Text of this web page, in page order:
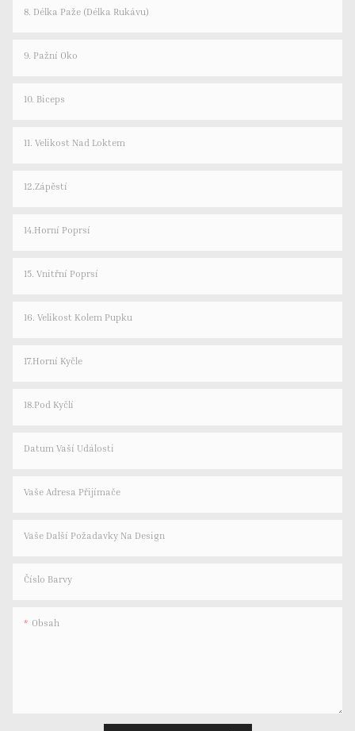
8. Délka Paže (délka Rukávu)
9. Pažní Oko
10. Biceps
11. Velikost Nad Loktem
12.Zápěstí
14.Horní Poprsí
15. Vnitřní Poprsí
16. Velikost Kolem Pupku
17.Horní Kyčle
18.Pod Kyčlí
Datum Vaší Události
Vaše Adresa Přijímače
Vaše Další Požadavky Na Design
Číslo Barvy
Obsah